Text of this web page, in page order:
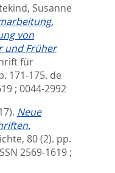
Susanne
von
und Früher
für
171-175. de
; 0044-2992
Neue
80 (2). pp.
2569-1619 ;